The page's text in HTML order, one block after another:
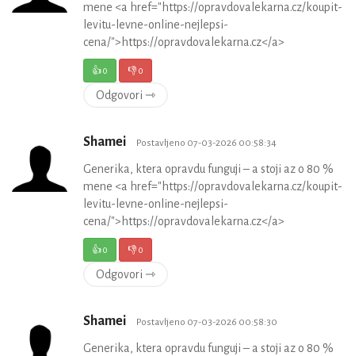
mene <a href="https://opravdovalekarna.cz/koupit-
levitu-levne-online-nejlepsi-
cena/">https://opravdovalekarna.cz</a>
👍0 👎0
Odgovori ⇾
Shamei Postavljeno 07-03-2026 00:58:34
Generika, ktera opravdu funguji – a stoji az o 80 %
mene <a href="https://opravdovalekarna.cz/koupit-
levitu-levne-online-nejlepsi-
cena/">https://opravdovalekarna.cz</a>
👍0 👎0
Odgovori ⇾
Shamei Postavljeno 07-03-2026 00:58:30
Generika, ktera opravdu funguji – a stoji az o 80 %